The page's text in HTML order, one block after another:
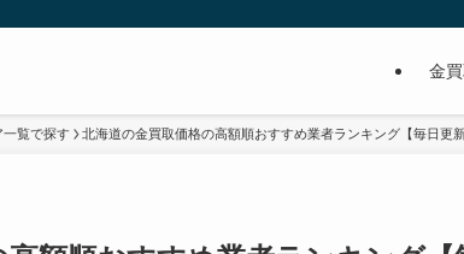
金
一覧で探す 北海道の金買取価格の高額順おすすめ業者ランキング【毎日更新